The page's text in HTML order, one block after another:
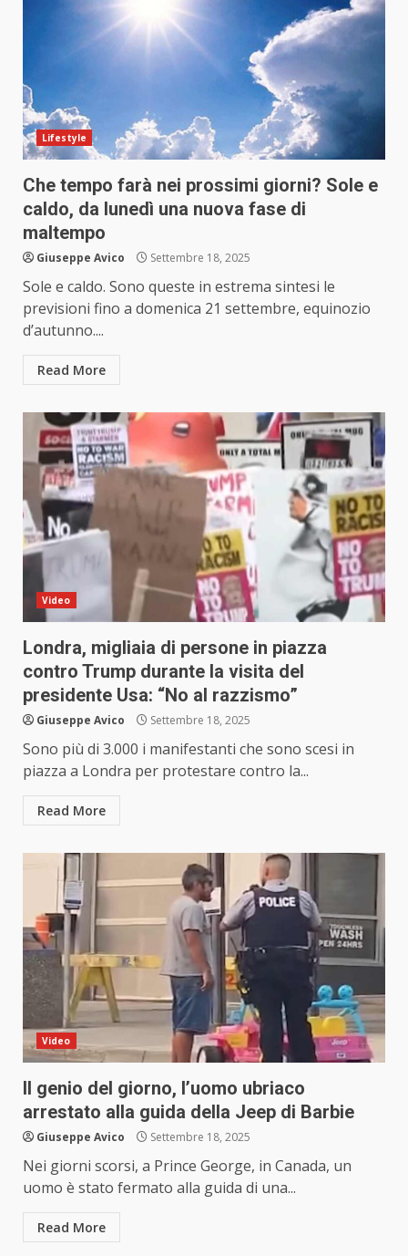
Lifestyle
Che tempo farà nei prossimi giorni? Sole e
caldo, da lunedì una nuova fase di
maltempo
Giuseppe Avico Settembre 18, 2025
Sole e caldo. Sono queste in estrema sintesi le
previsioni fino a domenica 21 settembre, equinozio
d’autunno....
Read More
Video
Londra, migliaia di persone in piazza
contro Trump durante la visita del
presidente Usa: “No al razzismo”
Giuseppe Avico Settembre 18, 2025
Sono più di 3.000 i manifestanti che sono scesi in
piazza a Londra per protestare contro la...
Read More
Video
Il genio del giorno, l’uomo ubriaco
arrestato alla guida della Jeep di Barbie
Giuseppe Avico Settembre 18, 2025
Nei giorni scorsi, a Prince George, in Canada, un
uomo è stato fermato alla guida di una...
Read More